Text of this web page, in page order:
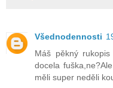
Všednodennosti
Máš pěkný
docela
měli super neděli